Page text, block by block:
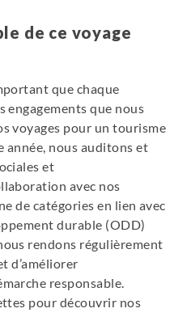
de ce voyage
que chaque
engagements que nous
voyages pour un tourisme
année, nous auditons et
et
avec nos
de catégories en lien avec
durable (ODD)
rendons régulièrement
d’améliorer
responsable.
pour découvrir nos